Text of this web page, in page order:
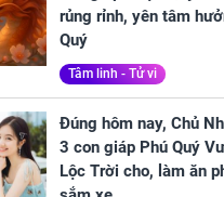
rủng rỉnh, yên tâm
Quý
Tâm linh - Tử vi
Đúng hôm nay, Chủ
3 con giáp Phú Quý
Lộc Trời cho, làm ăn